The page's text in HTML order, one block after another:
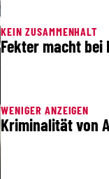
KEIN ZUSAMMENHALT
Fekter macht bei
WENIGER ANZEIGEN
Kriminalität von